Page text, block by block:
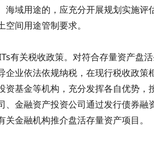
域用途的，应充分开展规划实施评
间用途管制要求。
有关税收政策。对符合存量资产盘
业依法依规纳税，在现行税收政策
基金等机构，充分发挥各自优势，
金融资产投资公司通过发行债券融
金融机构推介盘活存量资产项目。